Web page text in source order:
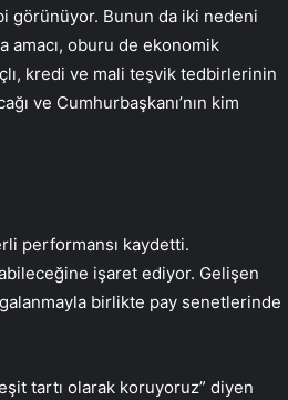
görünüyor. Bunun da iki nedeni
amacı, oburu de ekonomik
kredi ve mali teşvik tedbirlerinin
ve Cumhurbaşkanı’nın kim
performansı kaydetti.
işaret ediyor. Gelişen
birlikte pay senetlerinde
tartı olarak koruyoruz” diyen